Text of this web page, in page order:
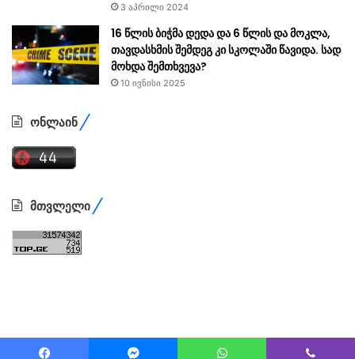
3 აპრილი 2024
16 წლის ბიჭმა დედა და 6 წლის და მოკლა,
თავდასხმის შემდეგ კი სკოლაში წავიდა. სად
მოხდა შემთხვევა?
10 ივნისი 2025
ონლაინ
მთვლელი